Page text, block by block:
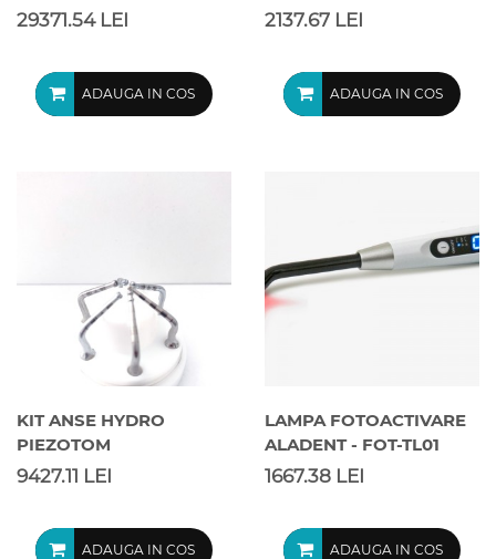
29371.54 LEI
ADAUGA IN COS
2137.67 LEI
ADAUGA IN COS
KIT ANSE HYDRO
PIEZOTOM
9427.11 LEI
ADAUGA IN COS
LAMPA FOTOACTIVARE
ALADENT - FOT-TL01
1667.38 LEI
ADAUGA IN COS